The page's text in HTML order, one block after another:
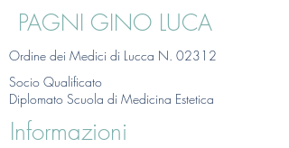
PAGNI GINO LUCA
Ordine dei Medici di Lucca N. 02312
Socio Qualificato
Diplomato Scuola di Medicina Estetica
Informazioni